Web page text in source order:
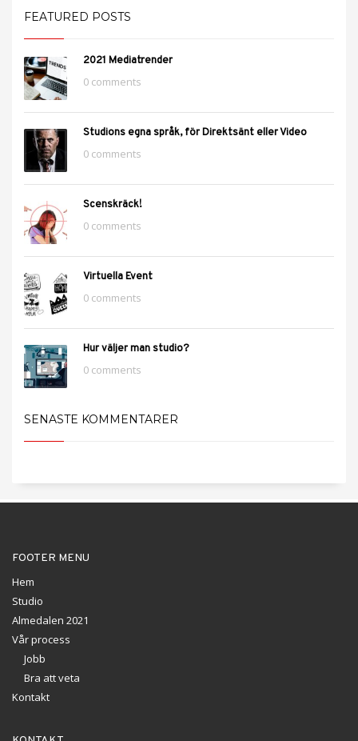
FEATURED POSTS
2021 Mediatrender
0 comments
Studions egna språk, för Direktsänt eller Video
0 comments
Scenskräck!
0 comments
Virtuella Event
0 comments
Hur väljer man studio?
0 comments
SENASTE KOMMENTARER
FOOTER MENU
Hem
Studio
Almedalen 2021
Vår process
Jobb
Bra att veta
Kontakt